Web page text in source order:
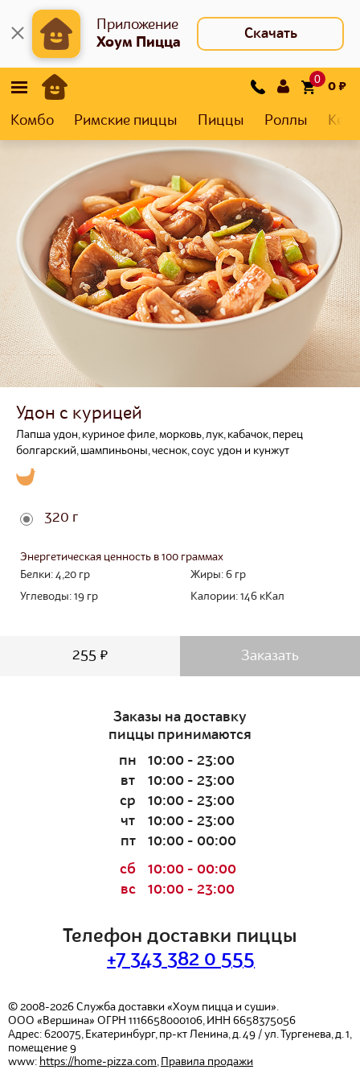
Приложение
Хоум Пицца
Скачать
0
0₽
Комбо Римские пиццы Пиццы Роллы
Удон с курицей
Лапша удон, куриное филе, морковь, лук, кабачок, перец
болгарский, шампиньоны, чеснок, соус удон и кунжут
320 г
Энергетическая ценность в 100 граммах
Белки: 4,20 гр Жиры: 6гр
Углеводы: 19 гр Калории: 146кКал
255 ₽ Заказать
Телефон доставки пиццы
+7 343 382 0 555
© 2008-2026 Служба доставки «Хоум пицца и суши».
ООО «Вершина» ОГРН 1116658000106, ИНН 6658375056
Адрес: 620075, Екатеринбург, пр-кт Ленина, д. 49 / ул. Тургенева, д. 1,
помещение 9
www: https://home-pizza.com, Правила продажи
Заказы на доставку
пиццы принимаются
пн
10:00 - 23:00
вт
10:00 - 23:00
ср
10:00 - 23:00
чт
10:00 - 23:00
пт
10:00 - 00:00
сб
10:00 - 00:00
вс
10:00 - 23:00